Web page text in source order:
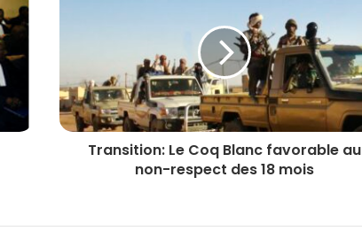
Transition: Le Coq Blanc favorable au
non-respect des 18 mois